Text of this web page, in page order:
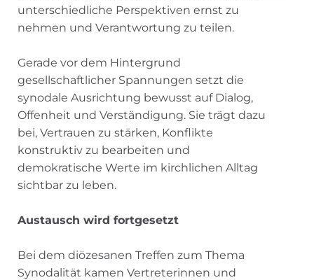
unterschiedliche Perspektiven ernst zu
nehmen und Verantwortung zu teilen.
Gerade vor dem Hintergrund
gesellschaftlicher Spannungen setzt die
synodale Ausrichtung bewusst auf Dialog,
Offenheit und Verständigung. Sie trägt dazu
bei, Vertrauen zu stärken, Konflikte
konstruktiv zu bearbeiten und
demokratische Werte im kirchlichen Alltag
sichtbar zu leben.
Austausch wird fortgesetzt
Bei dem diözesanen Treffen zum Thema
Synodalität kamen Vertreterinnen und